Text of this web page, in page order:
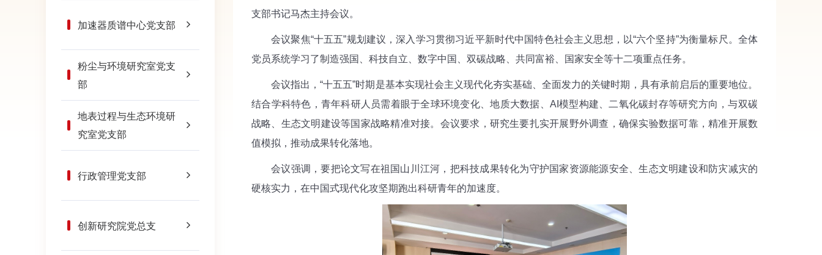
加速器质谱中心党支部
粉尘与环境研究室党支
部
地表过程与生态环境研
究室党支部
行政管理党支部
创新研究院党总支
支部书记马杰主持会议。
会议聚焦“十五五”规划建议，深入学习贯彻习近平新时代中国特色社会主义思想，以“六个坚持”为衡量标尺。全体
党员系统学习了制造强国、科技自立、数字中国、双碳战略、共同富裕、国家安全等十二项重点任务。
会议指出，“十五五”时期是基本实现社会主义现代化夯实基础、全面发力的关键时期，具有承前启后的重要地位。
结合学科特色，青年科研人员需着眼于全球环境变化、地质大数据、AI模型构建、二氧化碳封存等研究方向，与双碳
战略、生态文明建设等国家战略精准对接。会议要求，研究生要扎实开展野外调查，确保实验数据可靠，精准开展数
值模拟，推动成果转化落地。
会议强调，要把论文写在祖国山川江河，把科技成果转化为守护国家资源能源安全、生态文明建设和防灾减灾的
硬核实力，在中国式现代化攻坚期跑出科研青年的加速度。